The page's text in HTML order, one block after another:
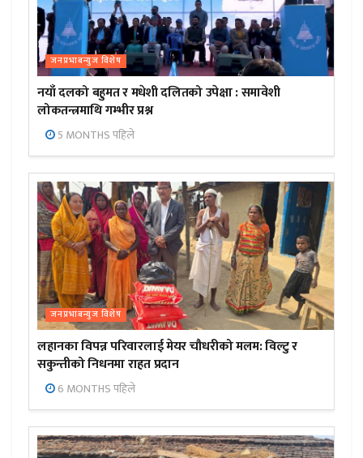
जनप्रभाबन्युज विशेष
नयाँ दलको बहुमत र मधेशी दलितको उपेक्षा : समावेशी
लोकतन्त्रमाथि गम्भीर प्रश्न
5 MONTHS पहिले
जनप्रभाबन्युज विशेष
लहानका विपन्न परिवारलाई मेयर चौधरीको मलम: विल्टु र
सकुन्तीको निधनमा राहत प्रदान
6 MONTHS पहिले